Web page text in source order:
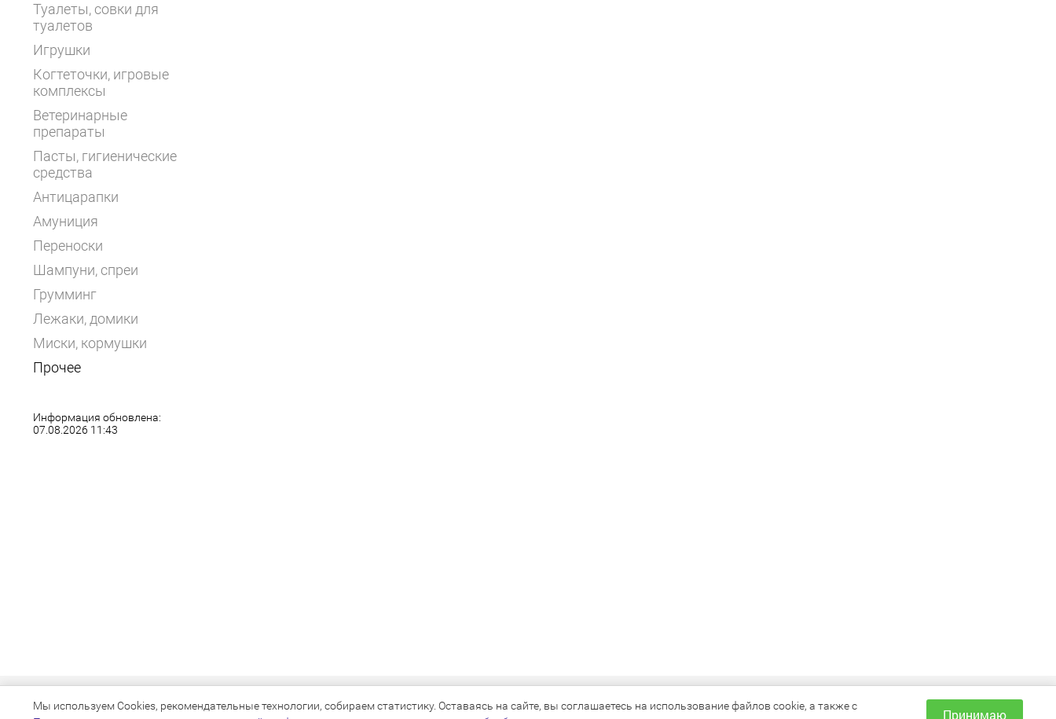
Туалеты, совки для
туалетов
Игрушки
Когтеточки, игровые
комплексы
Ветеринарные
препараты
Пасты, гигиенические
средства
Антицарапки
Амуниция
Переноски
Шампуни, спреи
Грумминг
Лежаки, домики
Миски, кормушки
Прочее
Информация обновлена:
07.08.2026 11:43
КАТАЛОГ ИНФОРМАЦИЯ
Мы используем Cookies, рекомендательные технологии, собираем статистику. Оставаясь на сайте, вы соглашаетесь на использование файлов cookie, а также с
Принимаю